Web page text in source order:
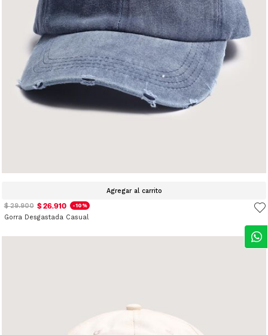
Agregar al carrito
$ 29.900 $ 26.910 -10%
Gorra Desgastada Casual